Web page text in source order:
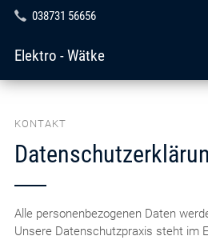
038731 56656
Elektro - Wätke
KONTAKT
Alle personenbezogenen Daten
Unsere Datenschutzpraxis steht im